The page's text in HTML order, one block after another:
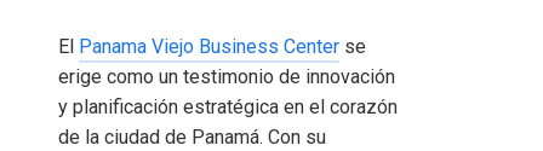
El Panama Viejo Business Center se
erige como un testimonio de innovación
y planificación estratégica en el corazón
de la ciudad de Panamá. Con su